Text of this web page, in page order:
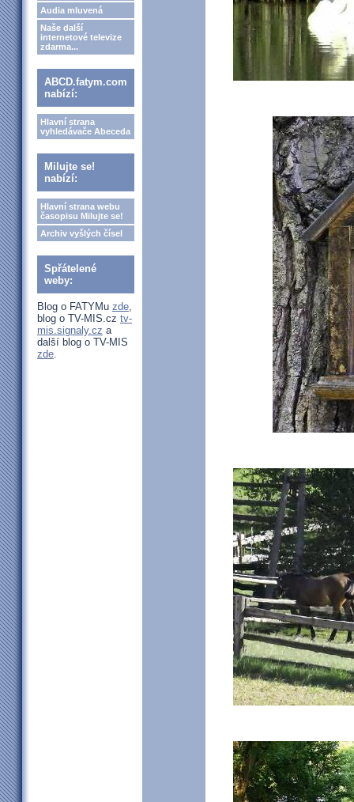
Audia mluvená
Naše další
internetové televize
zdarma...
ABCD.fatym.com
nabízí:
Hlavní strana
vyhledávače Abeceda
Milujte se!
nabízí:
Hlavní strana webu
časopisu Milujte se!
Archiv vyšlých čísel
Spřátelené
weby:
Blog o FATYMu zde,
blog o TV-MIS.cz tv-
mis.signaly.cz a
další blog o TV-MIS
zde.